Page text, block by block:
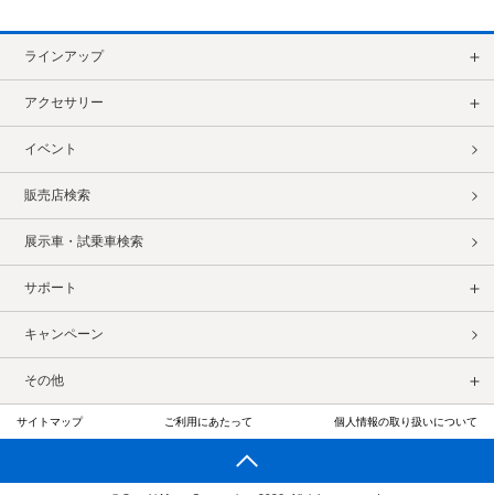
ラインアップ
アクセサリー
イベント
販売店検索
展示車・試乗車検索
サポート
キャンペーン
その他
サイトマップ ご利用にあたって 個人情報の取り扱いについて